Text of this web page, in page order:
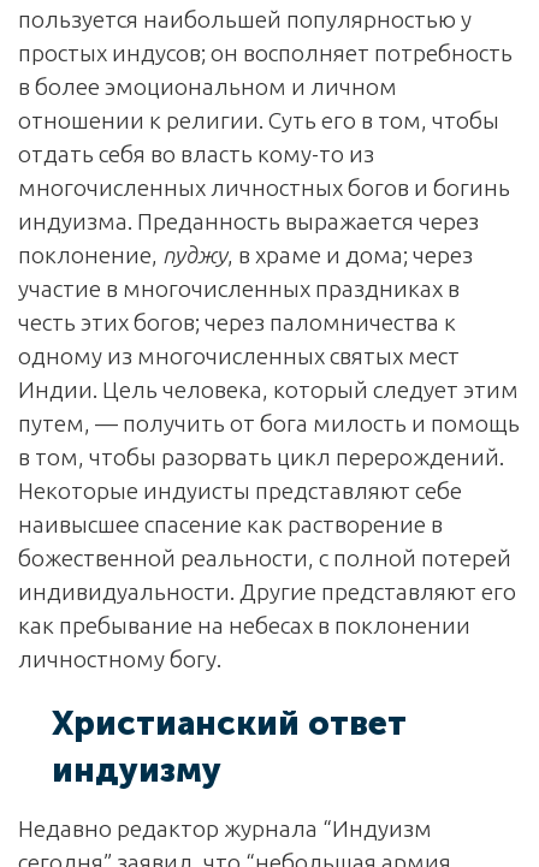
пользуется наибольшей популярностью у
простых индусов; он восполняет потребность
в более эмоциональном и личном
отношении к религии. Суть его в том, чтобы
отдать себя во власть кому-то из
многочисленных личностных богов и богинь
индуизма. Преданность выражается через
поклонение, пуджу, в храме и дома; через
участие в многочисленных праздниках в
честь этих богов; через паломничества к
одному из многочисленных святых мест
Индии. Цель человека, который следует этим
путем, — получить от бога милость и помощь
в том, чтобы разорвать цикл перерождений.
Некоторые индуисты представляют себе
наивысшее спасение как растворение в
божественной реальности, с полной потерей
индивидуальности. Другие представляют его
как пребывание на небесах в поклонении
личностному богу.
Христианский ответ
индуизму
Недавно редактор журнала “Индуизм
сегодня” заявил, что “небольшая армия